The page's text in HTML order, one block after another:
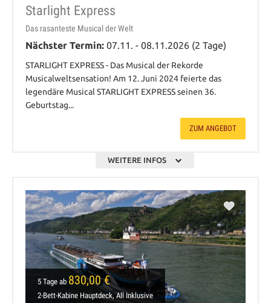
Starlight Express
Das rasanteste Musical der Welt
Nächster Termin: 07.11. - 08.11.2026 (2 Tage)
STARLIGHT EXPRESS - Das Musical der Rekorde
Musicalweltsensation! Am 12. Juni 2024 feierte das
legendäre Musical STARLIGHT EXPRESS seinen 36.
Geburtstag...
ZUM ANGEBOT
WEITERE INFOS
5 Tage ab 830,00 €
2-Bett-Kabine Hauptdeck, All Inklusive